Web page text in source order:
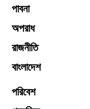
পাবনা
অপরাধ
রাজনীতি
বাংলাদেশ
পরিবেশ